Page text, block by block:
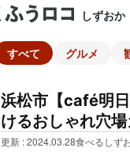
しずおか
すべて グルメ
浜松市【café明
けるおしゃれ穴
更新 : 2024.03.28食べるしず